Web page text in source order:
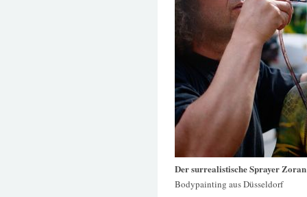
Der surrealistische Sprayer
Bodypainting aus Düsseldorf